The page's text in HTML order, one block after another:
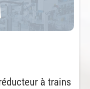
à trains